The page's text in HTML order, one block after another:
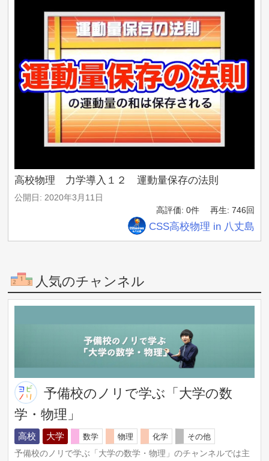
てください。
#中学理科 #浮力 #水圧 #理科の勉強 #定期テスト対策
高校物理 力学導入１２ 運動量保存の法則
公開日: 2020年3月11日
再生: 746回
高評価: 0件
CSS高校物理 in 八丈島
人気のチャンネル
予備校のノリで学ぶ「大学の数
学・物理」
高校 大学 数学 物理 化学
その他
予備校のノリで学ぶ「大学の数学・物理」のチャンネルでは主